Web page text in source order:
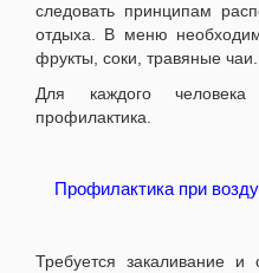
следовать принципам
отдыха. В меню
фрукты, соки, травяные
Для каждого человека
профилактика.
Профилактика при
Требуется закаливание и